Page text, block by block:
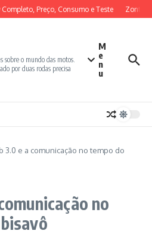
Preço, Consumo e Teste Zontes
sobre o mundo das motos.
por duas rodas precisa
M
e
n
u
3.0 e a comunicação no tempo do
no